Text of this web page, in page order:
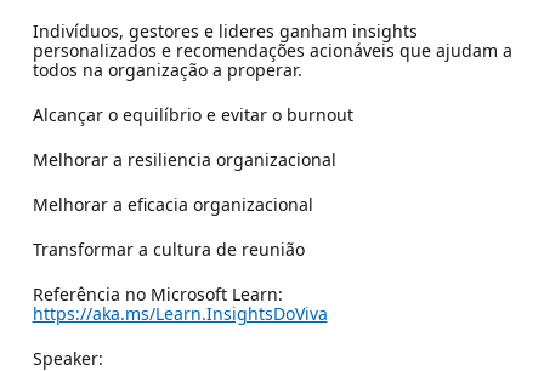
Indivíduos, gestores e lideres ganham insights
personalizados e recomendações acionáveis que ajudam a
todos na organização a properar.
Alcançar o equilíbrio e evitar o burnout
Melhorar a resiliencia organizacional
Melhorar a eficacia organizacional
Transformar a cultura de reunião
Referência no Microsoft Learn:
https://aka.ms/Learn.InsightsDoViva
Speaker: